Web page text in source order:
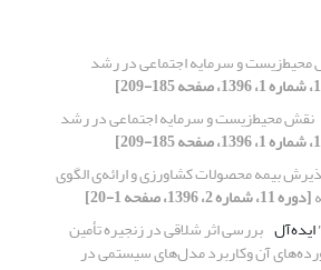
و سرمایه اجتماعی در رشد
نقش محیط‌زیست و سرمایه اجتماعی در رشد
بیمه محصولات کشاورزی و ارائه‌ی الگوی
[دوره 11، شماره 2، 1396، صفحه 1-20]
بررسی اثر شلاقی در زنجیره تأمین
آن وکاربرد مدل‌های سیستمی در